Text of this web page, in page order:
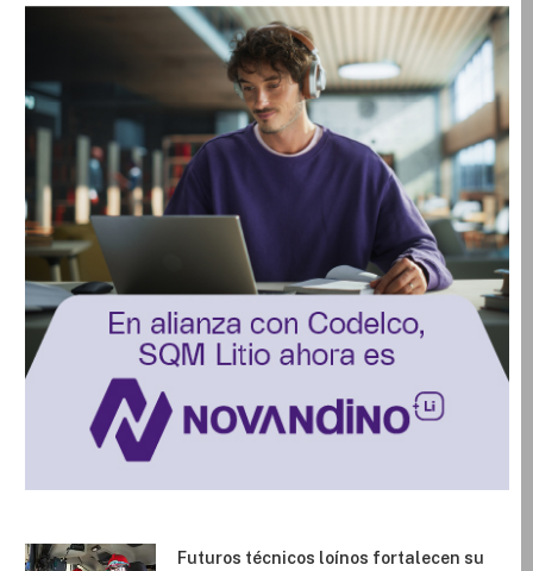
Futuros técnicos loínos fortalecen su